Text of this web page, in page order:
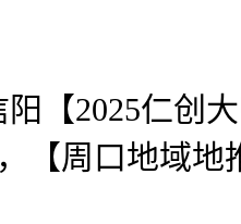
2025仁创大
【周口地域